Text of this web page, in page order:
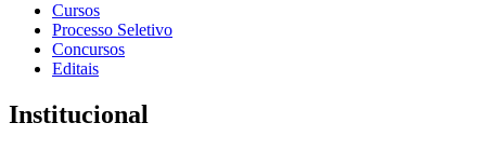
Cursos
Processo Seletivo
Concursos
Editais
Institucional